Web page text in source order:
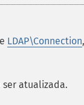
LDAP\Connection
ser atualizada.